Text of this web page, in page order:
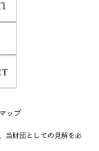
ップ
当財団としての見解を必